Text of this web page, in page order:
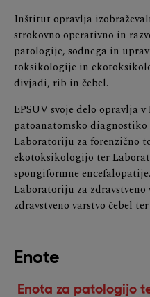
Inštitut opravlja
strokovno operativno in
patologije, sodnega in
toksikologije in
divjadi, rib in čebel.
EPSUV svoje delo opravlja
patoanatomsko
Laboratoriju za forenzično
ekotoksikologijo ter
spongiformne
Laboratoriju za
zdravstveno varstvo čebel
Enote
Enota za patologijo